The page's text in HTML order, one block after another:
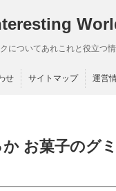
についてあれこれと役立つ
せ サイトマップ 運営
お菓子のグ